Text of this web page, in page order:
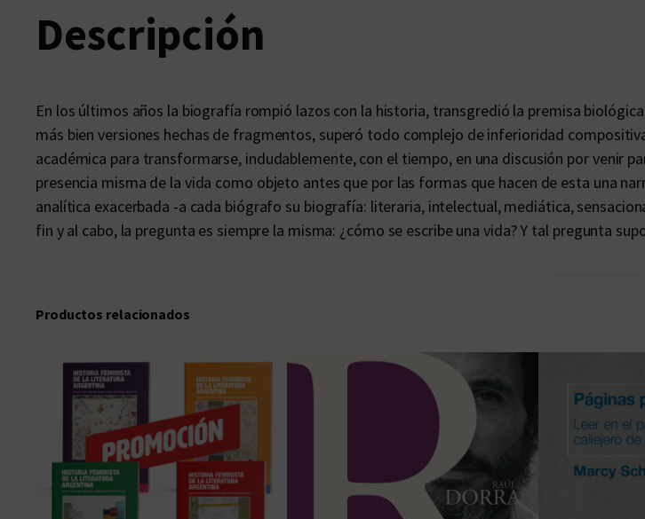
a
d
Descripción
En los últimos años la biografía rompió lazos con la historia, transgredió la premisa
más bien versiones hechas de fragmentos, superó todo complejo de inferioridad
académica para transformarse, indudablemente, con el tiempo, en una discusión por venir
presencia misma de la vida como objeto antes que por las formas que hacen de esta una
analítica exacerbada -a cada biógrafo su biografía: literaria, intelectual, mediática,
fin y al cabo, la pregunta es siempre la misma: ¿cómo se escribe una vida? Y tal pregunta
Productos relacionados